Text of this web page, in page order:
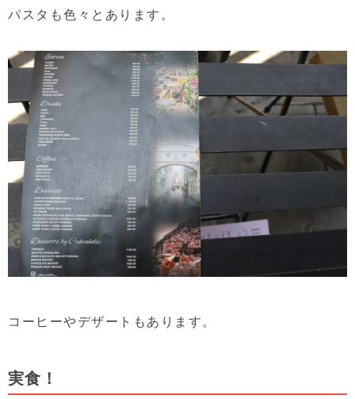
パスタも色々とあります。
コーヒーやデザートもあります。
実食！